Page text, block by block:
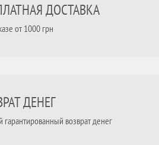
ДОСТАВКА
от 1000 грн
ДЕНЕГ
гарантированный возврат денег